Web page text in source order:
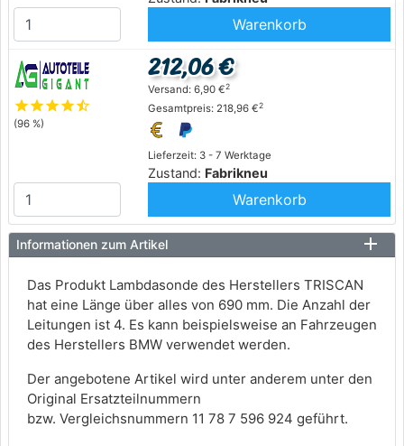
Warenkorb
starstarstarstarstar_half
(96 %)
Lieferzeit: 3 - 7 Werktage
Zustand: Fabrikneu
212,06 €
Versand: 6,90 €2
Gesamtpreis: 218,96 €2
Warenkorb
Informationen zum Artikel
Das Produkt Lambdasonde des Herstellers TRISCAN
hat eine Länge über alles von 690 mm. Die Anzahl der
Leitungen ist 4. Es kann beispielsweise an Fahrzeugen
des Herstellers BMW verwendet werden.
Der angebotene Artikel wird unter anderem unter den
Original Ersatzteilnummern
bzw. Vergleichsnummern 11 78 7 596 924 geführt.